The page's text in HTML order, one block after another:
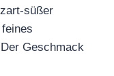
süßer
Geschmack